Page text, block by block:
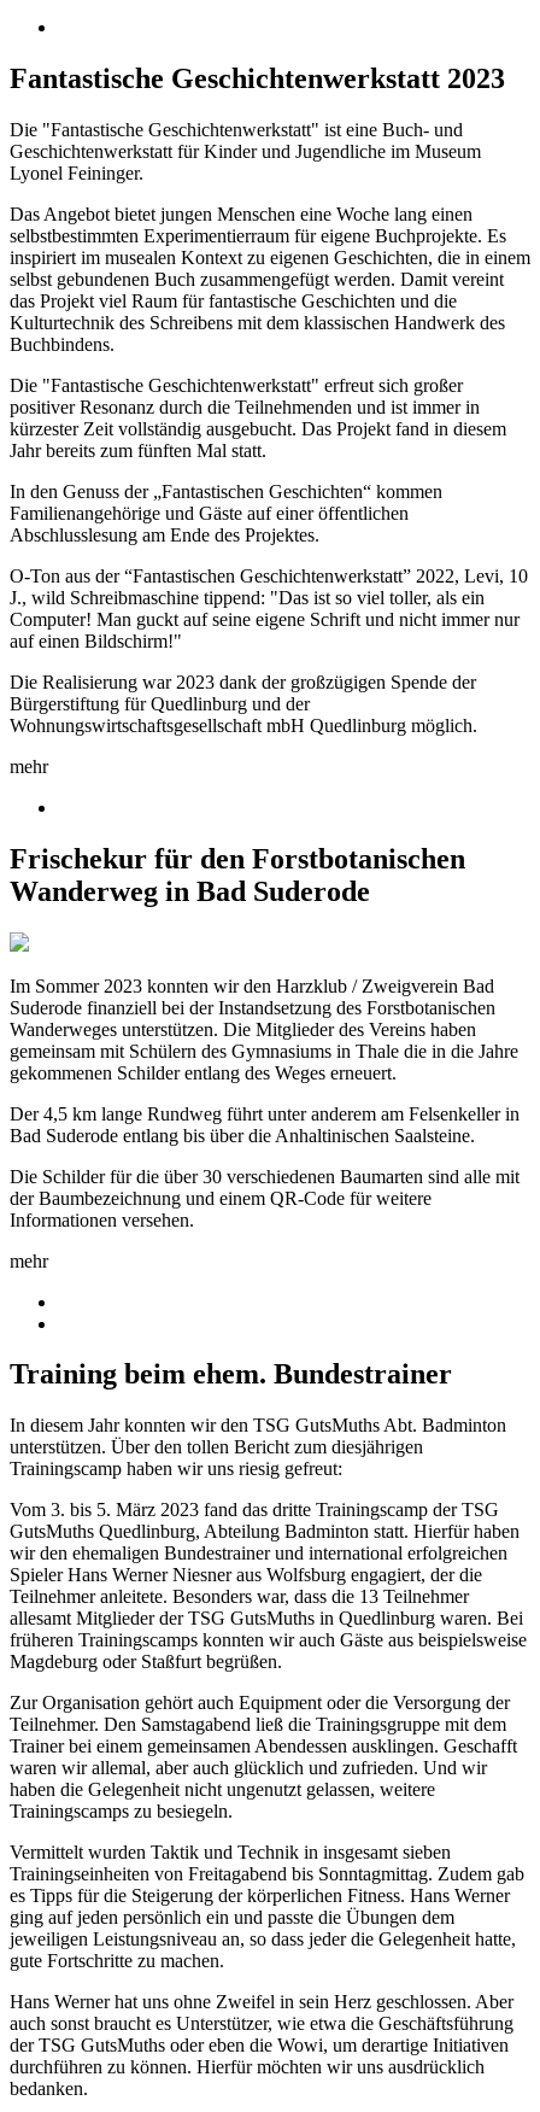
Fantastische Geschichtenwerkstatt 2023
Die "Fantastische Geschichtenwerkstatt" ist eine Buch- und
Geschichtenwerkstatt für Kinder und Jugendliche im Museum
Lyonel Feininger.
Das Angebot bietet jungen Menschen eine Woche lang einen
selbstbestimmten Experimentierraum für eigene Buchprojekte. Es
inspiriert im musealen Kontext zu eigenen Geschichten, die in einem
selbst gebundenen Buch zusammengefügt werden. Damit vereint
das Projekt viel Raum für fantastische Geschichten und die
Kulturtechnik des Schreibens mit dem klassischen Handwerk des
Buchbindens.
Die "Fantastische Geschichtenwerkstatt" erfreut sich großer
positiver Resonanz durch die Teilnehmenden und ist immer in
kürzester Zeit vollständig ausgebucht. Das Projekt fand in diesem
Jahr bereits zum fünften Mal statt.
In den Genuss der „Fantastischen Geschichten“ kommen
Familienangehörige und Gäste auf einer öffentlichen
Abschlusslesung am Ende des Projektes.
O-Ton aus der “Fantastischen Geschichtenwerkstatt” 2022, Levi, 10
J., wild Schreibmaschine tippend: "Das ist so viel toller, als ein
Computer! Man guckt auf seine eigene Schrift und nicht immer nur
auf einen Bildschirm!"
Die Realisierung war 2023 dank der großzügigen Spende der
Bürgerstiftung für Quedlinburg und der
Wohnungswirtschaftsgesellschaft mbH Quedlinburg möglich.
mehr
Frischekur für den Forstbotanischen
Wanderweg in Bad Suderode
Im Sommer 2023 konnten wir den Harzklub / Zweigverein Bad
Suderode finanziell bei der Instandsetzung des Forstbotanischen
Wanderweges unterstützen. Die Mitglieder des Vereins haben
gemeinsam mit Schülern des Gymnasiums in Thale die in die Jahre
gekommenen Schilder entlang des Weges erneuert.
Der 4,5 km lange Rundweg führt unter anderem am Felsenkeller in
Bad Suderode entlang bis über die Anhaltinischen Saalsteine.
Die Schilder für die über 30 verschiedenen Baumarten sind alle mit
der Baumbezeichnung und einem QR-Code für weitere
Informationen versehen.
mehr
Training beim ehem. Bundestrainer
In diesem Jahr konnten wir den TSG GutsMuths Abt. Badminton
unterstützen. Über den tollen Bericht zum diesjährigen
Trainingscamp haben wir uns riesig gefreut:
Vom 3. bis 5. März 2023 fand das dritte Trainingscamp der TSG
GutsMuths Quedlinburg, Abteilung Badminton statt. Hierfür haben
wir den ehemaligen Bundestrainer und international erfolgreichen
Spieler Hans Werner Niesner aus Wolfsburg engagiert, der die
Teilnehmer anleitete. Besonders war, dass die 13 Teilnehmer
allesamt Mitglieder der TSG GutsMuths in Quedlinburg waren. Bei
früheren Trainingscamps konnten wir auch Gäste aus beispielsweise
Magdeburg oder Staßfurt begrüßen.
Zur Organisation gehört auch Equipment oder die Versorgung der
Teilnehmer. Den Samstagabend ließ die Trainingsgruppe mit dem
Trainer bei einem gemeinsamen Abendessen ausklingen. Geschafft
waren wir allemal, aber auch glücklich und zufrieden. Und wir
haben die Gelegenheit nicht ungenutzt gelassen, weitere
Trainingscamps zu besiegeln.
Vermittelt wurden Taktik und Technik in insgesamt sieben
Trainingseinheiten von Freitagabend bis Sonntagmittag. Zudem gab
es Tipps für die Steigerung der körperlichen Fitness. Hans Werner
ging auf jeden persönlich ein und passte die Übungen dem
jeweiligen Leistungsniveau an, so dass jeder die Gelegenheit hatte,
gute Fortschritte zu machen.
Hans Werner hat uns ohne Zweifel in sein Herz geschlossen. Aber
auch sonst braucht es Unterstützer, wie etwa die Geschäftsführung
der TSG GutsMuths oder eben die Wowi, um derartige Initiativen
durchführen zu können. Hierfür möchten wir uns ausdrücklich
bedanken.